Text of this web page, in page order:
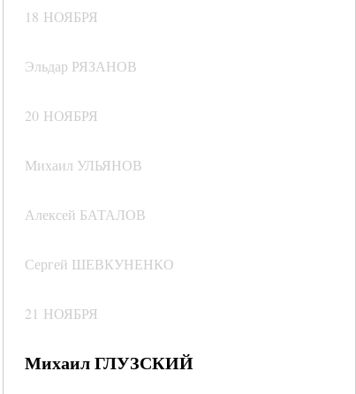
18 НОЯБРЯ
Эльдар РЯЗАНОВ
20 НОЯБРЯ
Михаил УЛЬЯНОВ
Алексей БАТАЛОВ
Сергей ШЕВКУНЕНКО
21 НОЯБРЯ
Михаил ГЛУЗСКИЙ